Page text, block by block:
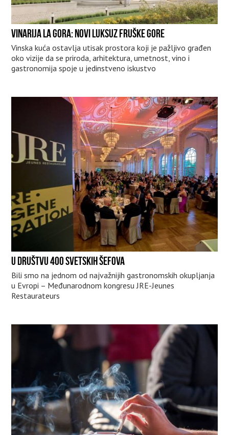
VINARIJA LA GORA: NOVI LUKSUZ FRUŠKE GORE
Vinska kuća ostavlja utisak prostora koji je pažljivo građen
oko vizije da se priroda, arhitektura, umetnost, vino i
gastronomija spoje u jedinstveno iskustvo
U DRUŠTVU 400 SVETSKIH ŠEFOVA
Bili smo na jednom od najvažnijih gastronomskih okupljanja
u Evropi – Međunarodnom kongresu JRE-Jeunes
Restaurateurs